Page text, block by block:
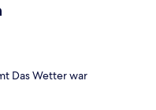
Das Wetter war